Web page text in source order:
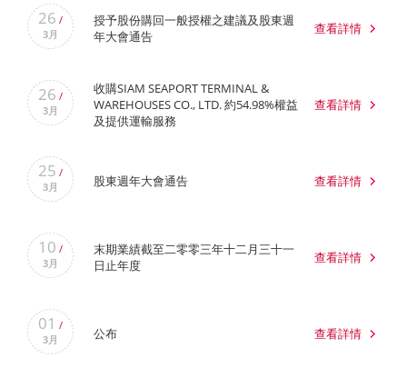
26 /
3月
授予股份購回一般授權之建議及股東週
年大會通告
查看詳情
26 /
3月
收購SIAM SEAPORT TERMINAL &
WAREHOUSES CO., LTD. 約54.98%權益
及提供運輸服務
查看詳情
25 /
3月
股東週年大會通告 查看詳情
10 /
3月
末期業績截至二零零三年十二月三十一
日止年度
查看詳情
01 /
3月
公布 查看詳情